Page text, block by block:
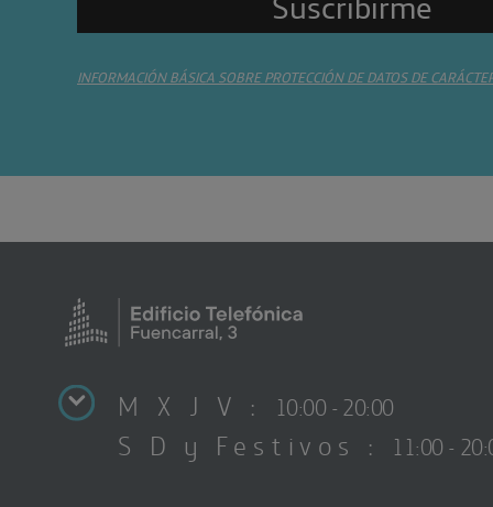
INFORMACIÓN BÁSICA SOBRE PROTECCIÓN DE DATOS DE
M X J V : 10:00 - 20:00
S D y Festivos : 11:00 -